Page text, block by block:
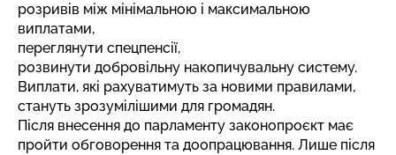
розривів між мінімальною і максимальною
виплатами,
переглянути спецпенсії,
розвинути добровільну накопичувальну систему.
Виплати, які рахуватимуть за новими правилами,
стануть зрозумілішими для громадян.
Після внесення до парламенту законопроєкт має
пройти обговорення та доопрацювання. Лише після